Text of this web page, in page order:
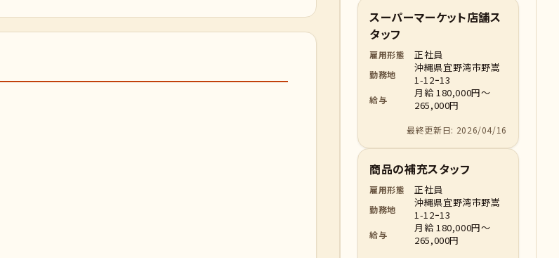
スーパーマーケット店舗ス
タッフ
雇用形態 正社員
勤務地
沖縄県宜野湾市野嵩
1-12ｰ13
給与
月給 180,000円～
265,000円
最終更新日: 2026/04/16
商品の補充スタッフ
雇用形態 正社員
勤務地
沖縄県宜野湾市野嵩
1-12ｰ13
給与
月給 180,000円～
265,000円